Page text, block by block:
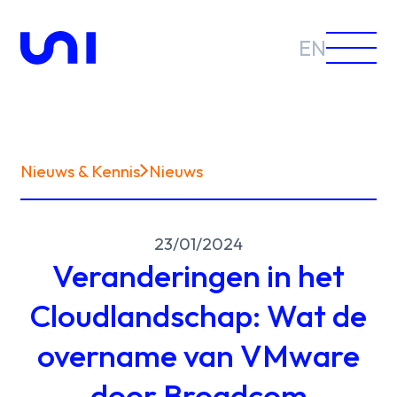
EN
Sectoren
Oplossingen
Nieuws &
Nieuws & Kennis Nieuws
23/01/2024
Veranderingen in het
Cloudlandschap: Wat de
overname van VMware